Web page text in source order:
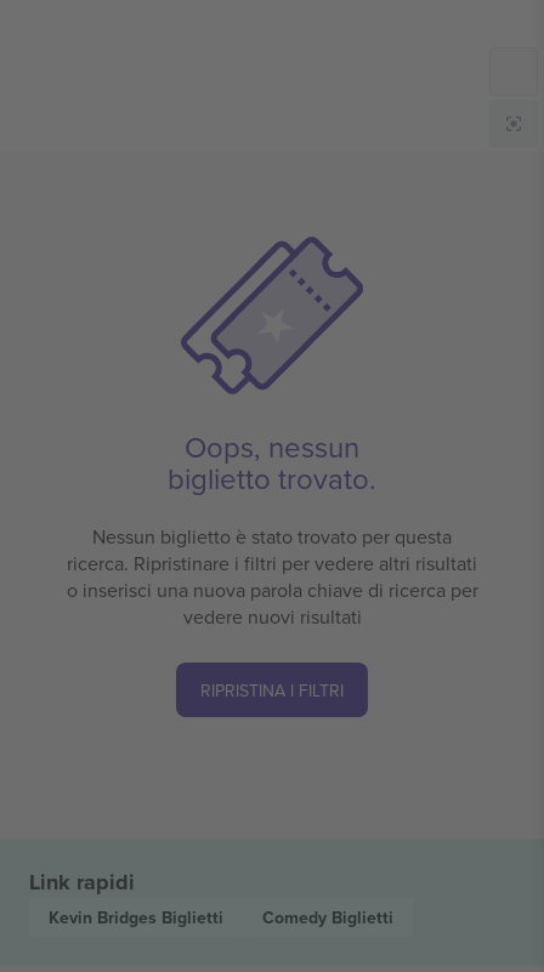
Oops, nessun
biglietto trovato.
Nessun biglietto è stato trovato per questa
ricerca. Ripristinare i filtri per vedere altri risultati
o inserisci una nuova parola chiave di ricerca per
vedere nuovi risultati
RIPRISTINA I FILTRI
Link rapidi
Kevin Bridges Biglietti Comedy Biglietti